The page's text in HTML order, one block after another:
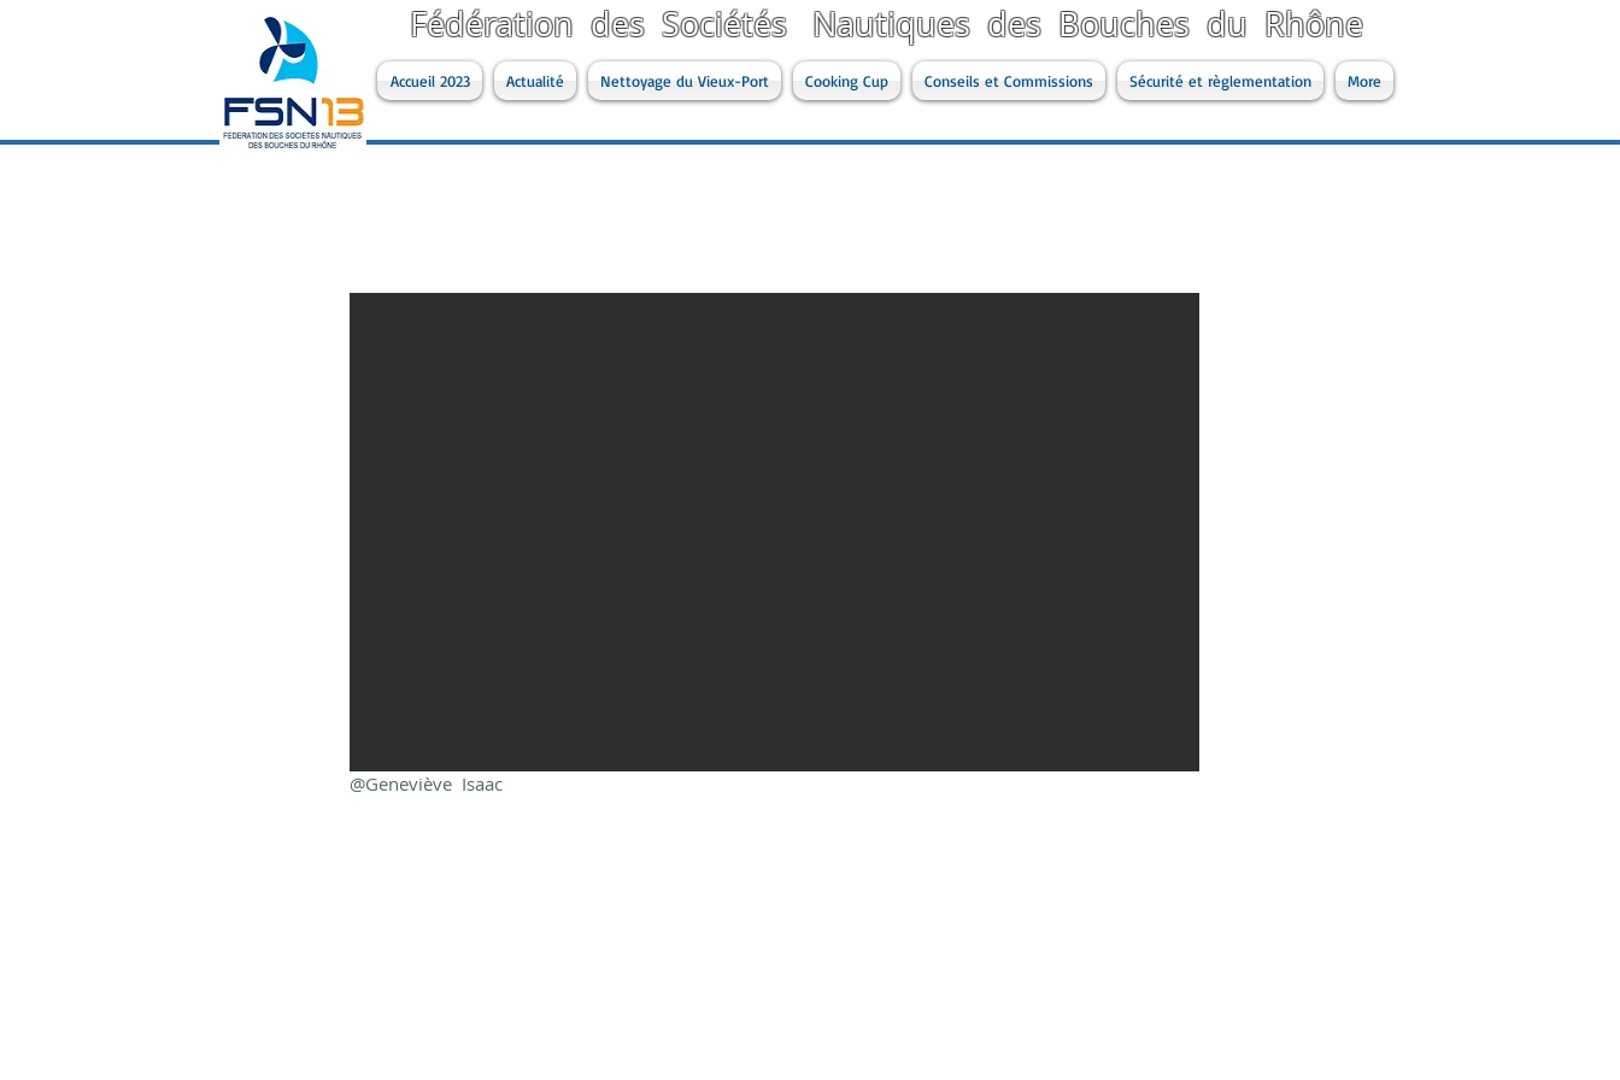
Fédération des Sociétés Nautiques des Bouches du Rhône
Accueil 2023 Actualité Nettoyage du Vieux-Port Cooking Cup Conseils et Commissions Sécurité et règlementation More
@Geneviève Isaac